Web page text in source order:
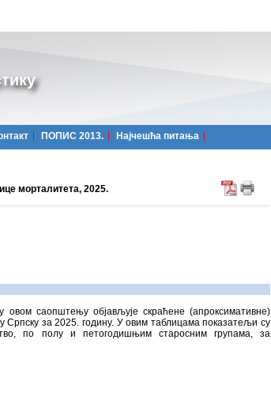
ПОПИС 2013. Најчешћa питања
морталитета, 2025.
овом саопштењу објављује скраћене (апроксимативне)
Српску за 2025. годину. У овим таблицама показатељи су
по полу и петогодишњим старосним групама, за